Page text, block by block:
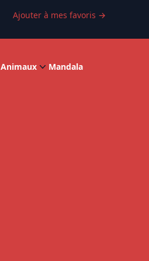
Ajouter à mes favoris →
Animaux Mandala